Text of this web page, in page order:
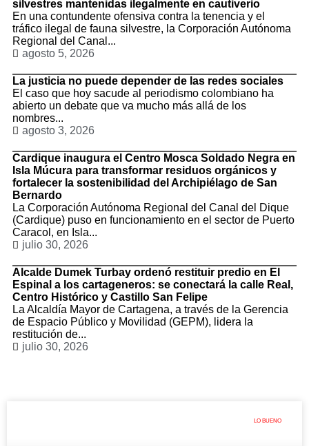
silvestres mantenidas ilegalmente en cautiverio
En una contundente ofensiva contra la tenencia y el
tráfico ilegal de fauna silvestre, la Corporación Autónoma
Regional del Canal...
agosto 5, 2026
La justicia no puede depender de las redes sociales
El caso que hoy sacude al periodismo colombiano ha
abierto un debate que va mucho más allá de los
nombres...
agosto 3, 2026
Cardique inaugura el Centro Mosca Soldado Negra en
Isla Múcura para transformar residuos orgánicos y
fortalecer la sostenibilidad del Archipiélago de San
Bernardo
La Corporación Autónoma Regional del Canal del Dique
(Cardique) puso en funcionamiento en el sector de Puerto
Caracol, en Isla...
julio 30, 2026
Alcalde Dumek Turbay ordenó restituir predio en El
Espinal a los cartageneros: se conectará la calle Real,
Centro Histórico y Castillo San Felipe
La Alcaldía Mayor de Cartagena, a través de la Gerencia
de Espacio Público y Movilidad (GEPM), lidera la
restitución de...
julio 30, 2026
LO BUENO